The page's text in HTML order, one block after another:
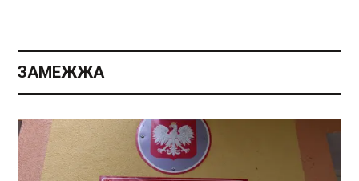
ЗАМЕЖЖА